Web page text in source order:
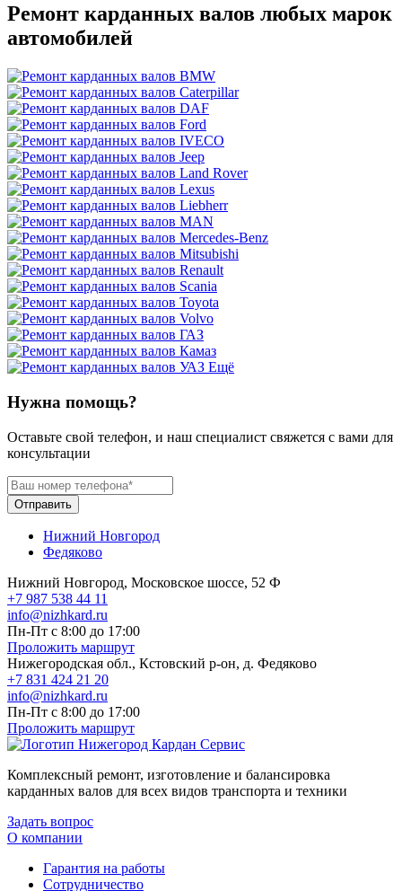
Ремонт карданных валов любых марок
автомобилей
Ещё
Нужна помощь?
Оставьте свой телефон, и наш специалист свяжется с вами для
консультации
Отправить
Нижний Новгород
Федяково
Нижний Новгород, Московское шоссе, 52 Ф
+7 987 538 44 11
info@nizhkard.ru
Пн-Пт с 8:00 до 17:00
Проложить маршрут
Нижегородская обл., Кстовский р-он, д. Федяково
+7 831 424 21 20
info@nizhkard.ru
Пн-Пт с 8:00 до 17:00
Проложить маршрут
Комплексный ремонт, изготовление и балансировка
карданных валов для всех видов транспорта и техники
Задать вопрос
О компании
Гарантия на работы
Сотрудничество